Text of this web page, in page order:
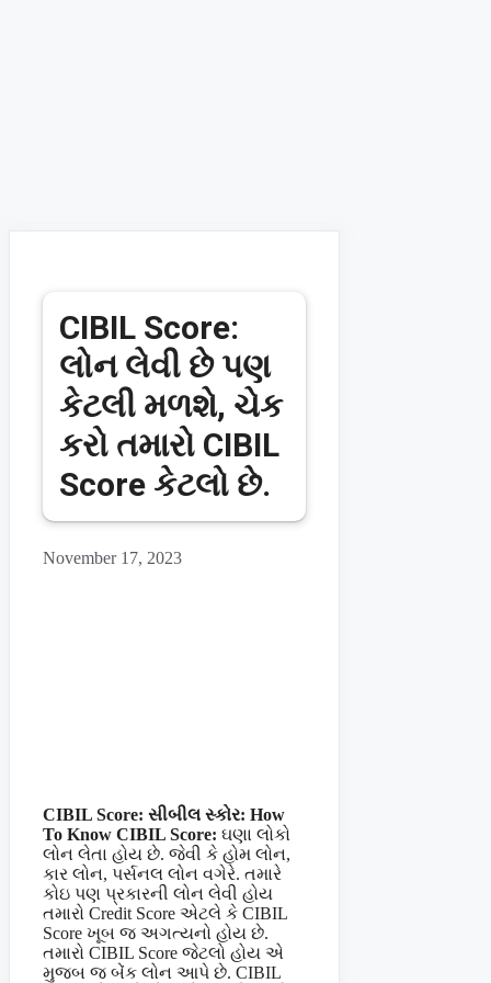
CIBIL Score:
લોન લેવી છે પણ
કેટલી મળશે, ચેક
કરો તમારો CIBIL
Score કેટલો છે.
November 17, 2023
CIBIL Score: સીબીલ સ્કોર: How
To Know CIBIL Score: ઘણા લોકો
લોન લેતા હોય છે. જેવી કે હોમ લોન,
કાર લોન, પર્સનલ લોન વગેરે. તમારે
કોઇ પણ પ્રકારની લોન લેવી હોય
તમારો Credit Score એટલે કે CIBIL
Score ખૂબ જ અગત્યનો હોય છે.
તમારો CIBIL Score જેટલો હોય એ
મુજબ જ બેંક લોન આપે છે. CIBIL